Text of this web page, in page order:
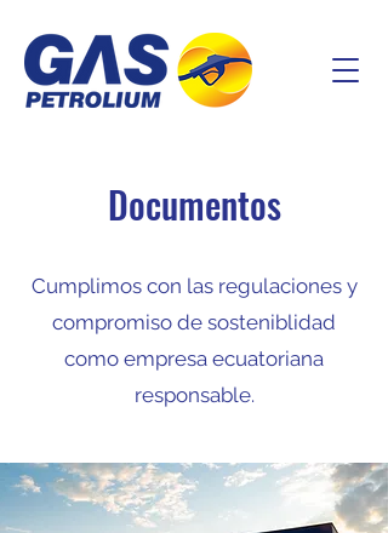
Documentos
Cumplimos con las regulaciones y
compromiso de sosteniblidad
como empresa ecuatoriana
responsable.